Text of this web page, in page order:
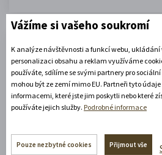
Portmoneum –
Váchala
Portmoneum
(platné od 1. 5. 2026 do 30. 9.
Vážíme si vašeho soukromí
K analýze návštěvnosti a funkcí webu, ukládání
personalizaci obsahu a reklam využíváme
používáte, sdílíme se svými partnery pro
mohou být ze zemí mimo EU. Partneři tyto
informacemi, které jste jim poskytli nebo které
používáte jejich služby. Podrobné informace
Pouze nezbytné cookies Přijmout vše